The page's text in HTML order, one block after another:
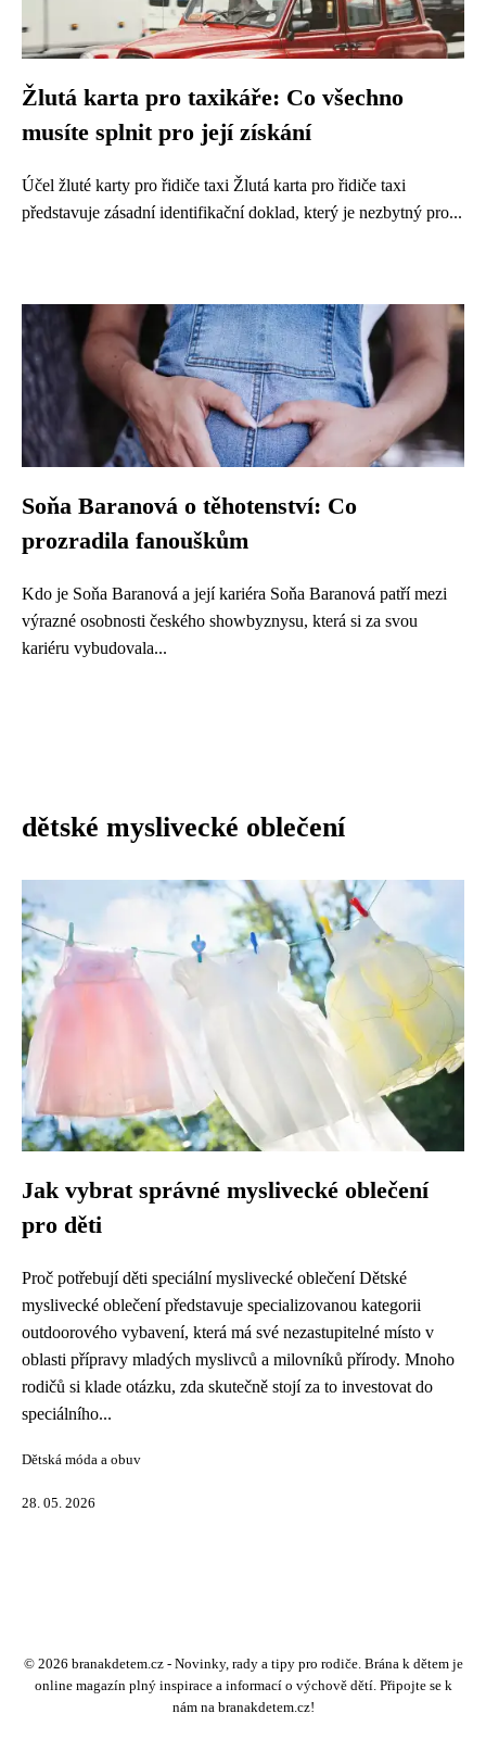
Žlutá karta pro taxikáře: Co všechno
musíte splnit pro její získání
Účel žluté karty pro řidiče taxi Žlutá karta pro řidiče taxi
představuje zásadní identifikační doklad, který je nezbytný pro...
Soňa Baranová o těhotenství: Co
prozradila fanouškům
Kdo je Soňa Baranová a její kariéra Soňa Baranová patří mezi
výrazné osobnosti českého showbyznysu, která si za svou
kariéru vybudovala...
dětské myslivecké oblečení
Jak vybrat správné myslivecké oblečení
pro děti
Proč potřebují děti speciální myslivecké oblečení Dětské
myslivecké oblečení představuje specializovanou kategorii
outdoorového vybavení, která má své nezastupitelné místo v
oblasti přípravy mladých myslivců a milovníků přírody. Mnoho
rodičů si klade otázku, zda skutečně stojí za to investovat do
speciálního...
Dětská móda a obuv
28. 05. 2026
© 2026 branakdetem.cz - Novinky, rady a tipy pro rodiče. Brána k dětem je
online magazín plný inspirace a informací o výchově dětí. Připojte se k
nám na branakdetem.cz!